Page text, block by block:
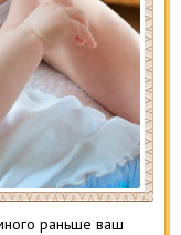
раньше ваш